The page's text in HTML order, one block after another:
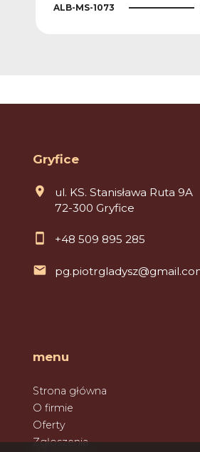
ALB-MS-1073
Gryfice
ul. KS. Stanisława Ruta 9A
72-300 Gryfice
+48 509 895 285
menu
Strona główna
O firmie
Oferty
Zgłoszenia